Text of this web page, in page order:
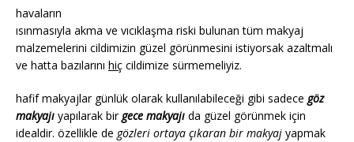
havaların
ısınmasıyla akma ve vıcıklaşma riski bulunan tüm makyaj
malzemelerini cildimizin güzel görünmesini istiyorsak azaltmalı
ve hatta bazılarını hiç cildimize sürmemeliyiz.
hafif makyajlar günlük olarak kullanılabileceği gibi sadece göz
makyajı yapılarak birgece makyajı da güzel görünmek için
idealdir. özellikle de gözleri ortaya çıkaran bir makyaj yapmak